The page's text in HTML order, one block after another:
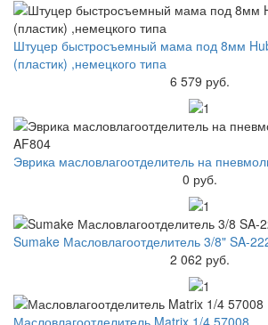
Штуцер быстросъемный мама под 8мм
(пластик) ,немецкого типа
6 579 руб.
Эврика масловлагоотделитель на
0 руб.
Sumake Масловлагоотделитель 3/8" SA-
2 062 руб.
Масловлагоотделитель Matrix 1/4 57008